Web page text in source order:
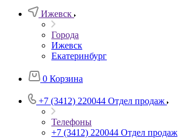
Ижевск
Города
Ижевск
Екатеринбург
0 Корзина
+7 (3412) 220044 Отдел продаж
Телефоны
+7 (3412) 220044 Отдел продаж